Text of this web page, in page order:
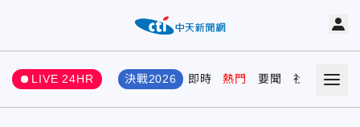
LIVE 24HR 決戰2026 即時 熱門 要聞 社會 娛樂